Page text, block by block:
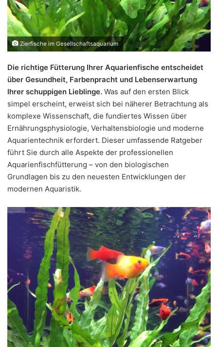
Zierfische im Gesellschaftsaquarium
Die richtige Fütterung Ihrer Aquarienfische entscheidet
über Gesundheit, Farbenpracht und Lebenserwartung
Ihrer schuppigen Lieblinge. Was auf den ersten Blick
simpel erscheint, erweist sich bei näherer Betrachtung als
komplexe Wissenschaft, die fundiertes Wissen über
Ernährungsphysiologie, Verhaltensbiologie und moderne
Aquarientechnik erfordert. Dieser umfassende Ratgeber
führt Sie durch alle Aspekte der professionellen
Aquarienfischfütterung – von den biologischen
Grundlagen bis zu den neuesten Entwicklungen der
modernen Aquaristik.